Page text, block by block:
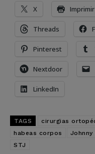
X Imprimir
Threads
Pinterest
Nextdoor
LinkedIn
TAGS cirurgias
habeas corpos
Johnny
STJ